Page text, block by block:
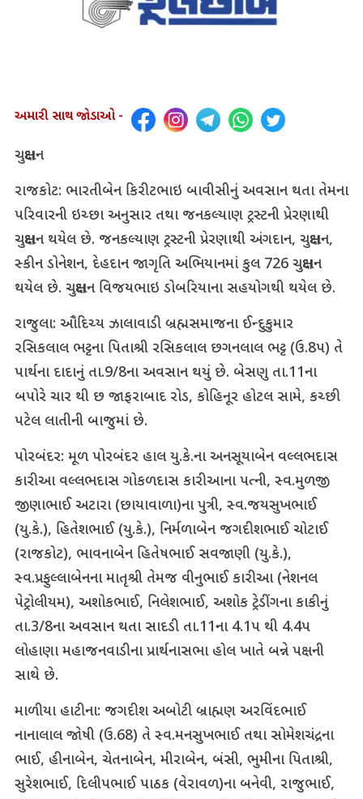
અમારી સાથ જોડાઓ -
ચક્ષુદાન
રાજકોટ: ભારતીબેન કિરીટભાઇ બાવીસીનું અવસાન થતા તેમના
પરિવારની ઇચ્છા અનુસાર તથા જનકલ્યાણ ટ્રસ્ટની પ્રેરણાથી
ચક્ષુદાન થયેલ છે. જનકલ્યાણ ટ્રસ્ટની પ્રેરણાથી અંગદાન, ચક્ષુદાન,
સ્કીન ડોનેશન, દેહદાન જાગૃતિ અભિયાનમાં કુલ 726 ચક્ષુદાન
થયેલ છે. ચક્ષુદાન વિજયભાઇ ડોબરિયાના સહયોગથી થયેલ છે.
રાજુલા: ઔદિચ્ય ઝાલાવાડી બ્રહ્મસમાજના ઈન્દુકુમાર
રસિકલાલ ભટ્ટના પિતાશ્રી રસિકલાલ છગનલાલ ભટ્ટ (ઉ.8પ) તે
પાર્થના દાદાનું તા.9/8ના અવસાન થયું છે. બેસણુ તા.11ના
બપોરે ચાર થી છ જાફરાબાદ રોડ, કોહિનૂર હોટલ સામે, કચ્છી
પટેલ લાતીની બાજુમાં છે.
પોરબંદર: મૂળ પોરબંદર હાલ યુ.કે.ના અનસૂયાબેન વલ્લભદાસ
કારીઆ વલ્લભદાસ ગોકળદાસ કારીઆના પત્ની, સ્વ.મુળજી
જીણાભાઈ અટારા (છાયાવાળા)ના પુત્રી, સ્વ.જયસુખભાઈ
(યુ.કે.), હિતેશભાઈ (યુ.કે.), નિર્મળાબેન જગદીશભાઈ ચોટાઈ
(રાજકોટ), ભાવનાબેન હિતેષભાઈ સવજાણી (યુ.કે.),
સ્વ.પ્રફુલ્લાબેનના માતૃશ્રી તેમજ વીનુભાઈ કારીઆ (નેશનલ
પેટ્રોલીયમ), અશોકભાઈ, નિલેશભાઈ, અશોક ટ્રેડીંગના કાકીનું
તા.3/8ના અવસાન થતા સાદડી તા.11ના 4.1પ થી 4.4પ
લોહાણા મહાજનવાડીના પ્રાર્થનાસભા હોલ ખાતે બન્ને પક્ષની
સાથે છે.
માળીયા હાટીના: જગદીશ અબોટી બ્રાહ્મણ અરવિંદભાઈ
નાનાલાલ જોષી (ઉ.68) તે સ્વ.મનસુખભાઈ તથા સોમેશચંદ્રના
ભાઈ, હીનાબેન, ચેતનાબેન, મીરાબેન, બંસી, ભુમીના પિતાશ્રી,
સુરેશભાઈ, દિલીપભાઈ પાઠક (વેરાવળ)ના બનેવી, રાજુભાઈ,